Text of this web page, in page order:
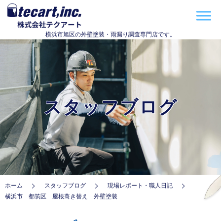
横浜市旭区の外壁塗装・雨漏り調査専門店です。
スタッフブログ
ホーム スタッフブログ
現場レポート・職人日記
横浜市 都筑区 屋根葺き替え 外壁塗装